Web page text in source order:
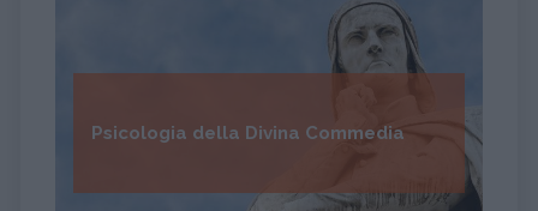
Psicologia della Divina Commedia